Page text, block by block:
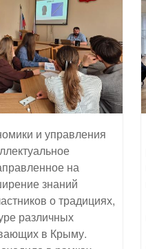
и управления
на
знаний
о традициях,
различных
в Крыму.